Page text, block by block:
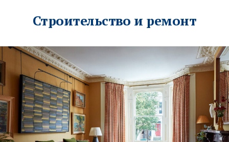
Строительство и ремонт